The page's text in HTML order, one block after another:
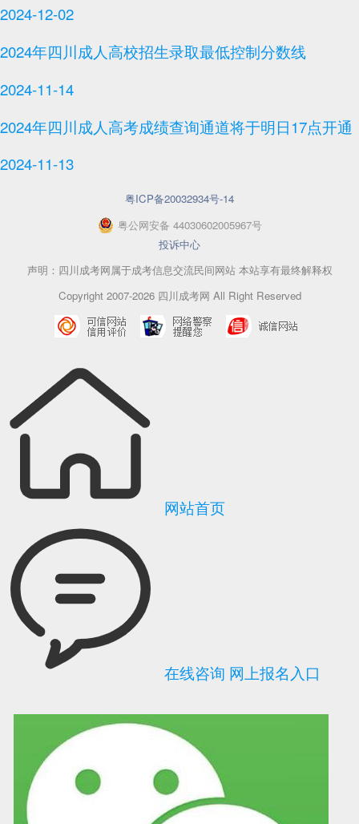
2024-12-02
2024年四川成人高校招生录取最低控制分数线
2024-11-14
2024年四川成人高考成绩查询通道将于明日17点开通
2024-11-13
粤ICP备20032934号-14
粤公网安备 44030602005967号
投诉中心
声明：四川成考网属于成考信息交流民间网站 本站享有最终解释权
Copyright 2007-2026 四川成考网 All Right Reserved
可信网站信用评 网络警察提醒你 诚信网站
网站首页
在线咨询 网上报名入口